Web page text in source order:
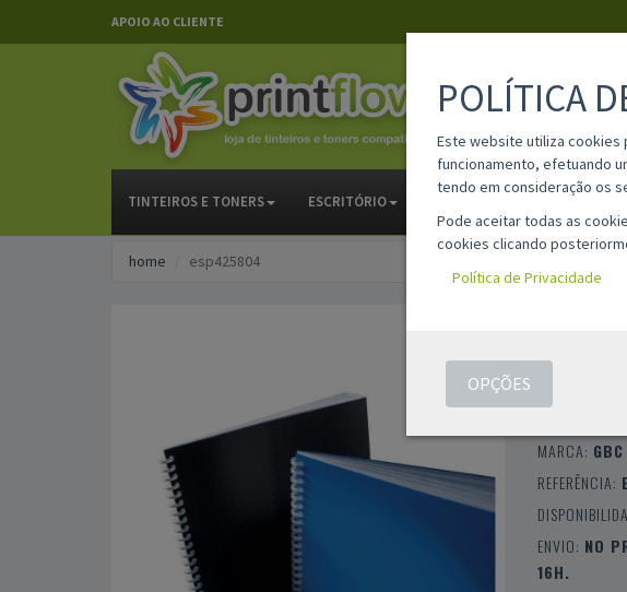
APOIO AO CLIENTE
TINTEIROS E TONERS ESCRITÓRIO MATERIAL
home esp425804
MARCA: GBC
REFERÊNCIA:
ENVIO: NO
16H.
POLÍTICA
Este website utiliza cookies
funcionamento, efetuando
tendo em consideração os
Pode aceitar todas as
cookies clicando
Política de Privacidade
OPÇÕES